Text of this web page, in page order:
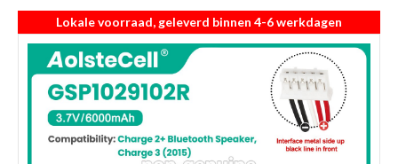
Lokale voorraad, geleverd binnen 4-6 werkdagen